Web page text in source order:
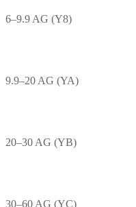
6–9.9 AG (Y8)
9.9–20 AG (YA)
20–30 AG (YB)
30–60 AG (YC)